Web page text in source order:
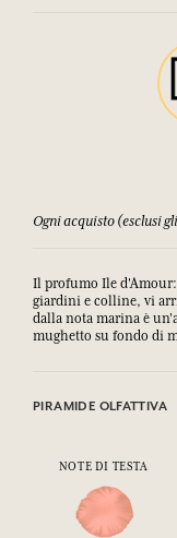
Ogni acquisto (esclusi
Il profumo Ile d'Amour:
giardini e colline, vi
dalla nota marina è
mughetto su fondo di
PIRAMIDE OLFATTIVA
NOTE DI TESTA